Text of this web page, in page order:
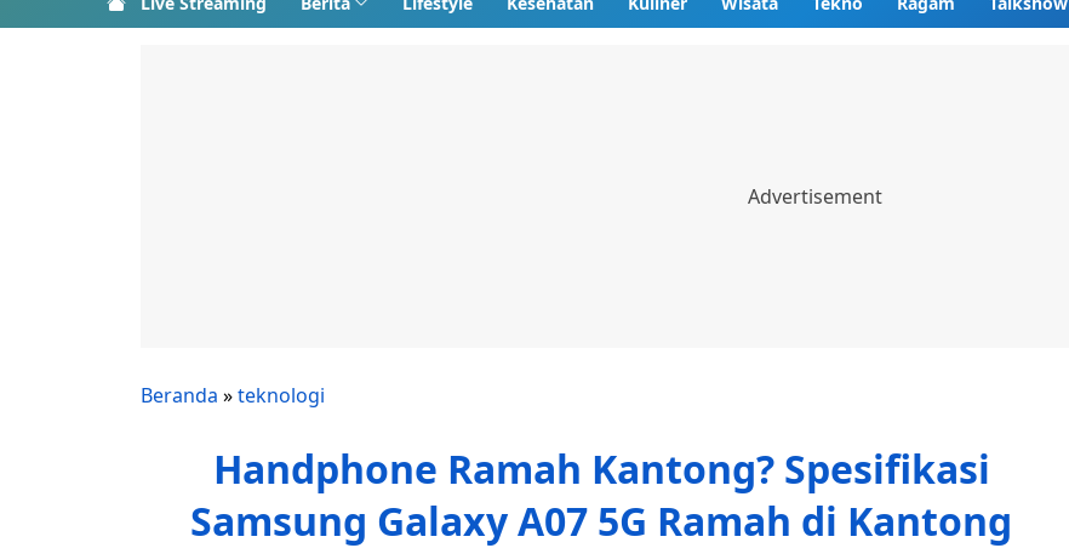
Beranda »teknologi
Handphone Ramah Kantong? Spesifikasi
Samsung Galaxy A07 5G Ramah di Kantong